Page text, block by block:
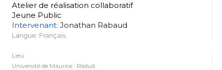
Atelier de réalisation collaboratif
Jeune Public
Intervenant: Jonathan Rabaud
Langue: Français
Lieu:
Université de Maurice . Réduit